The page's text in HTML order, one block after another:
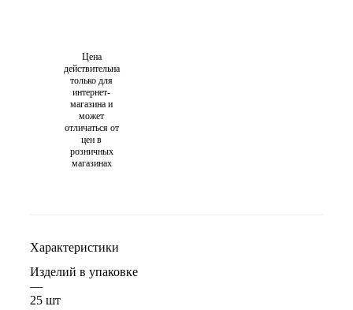
Цена
действительна
только для
интернет-
магазина и
может
отличаться от
цен в
розничных
магазинах
Характеристики
Изделий в упаковке
—
25 шт